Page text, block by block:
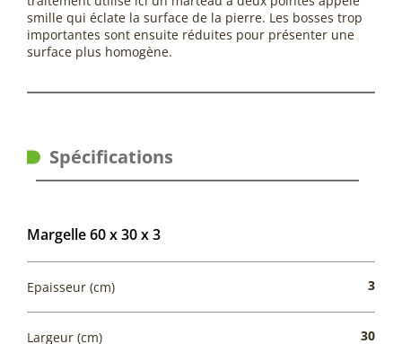
smille qui éclate la surface de la pierre. Les bosses trop
importantes sont ensuite réduites pour présenter une
surface plus homogène.
Spécifications
Margelle 60 x 30 x 3
Epaisseur (cm) 3
Largeur (cm) 30